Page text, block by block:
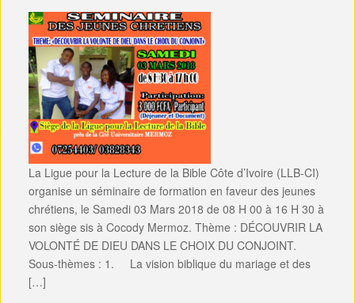
La Ligue pour la Lecture de la Bible Côte d’Ivoire (LLB-CI)
organise un séminaire de formation en faveur des jeunes
chrétiens, le Samedi 03 Mars 2018 de 08 H 00 à 16 H 30 à
son siège sis à Cocody Mermoz. Thème : DÉCOUVRIR LA
VOLONTÉ DE DIEU DANS LE CHOIX DU CONJOINT.
Sous-thèmes : 1. La vision biblique du mariage et des
[…]